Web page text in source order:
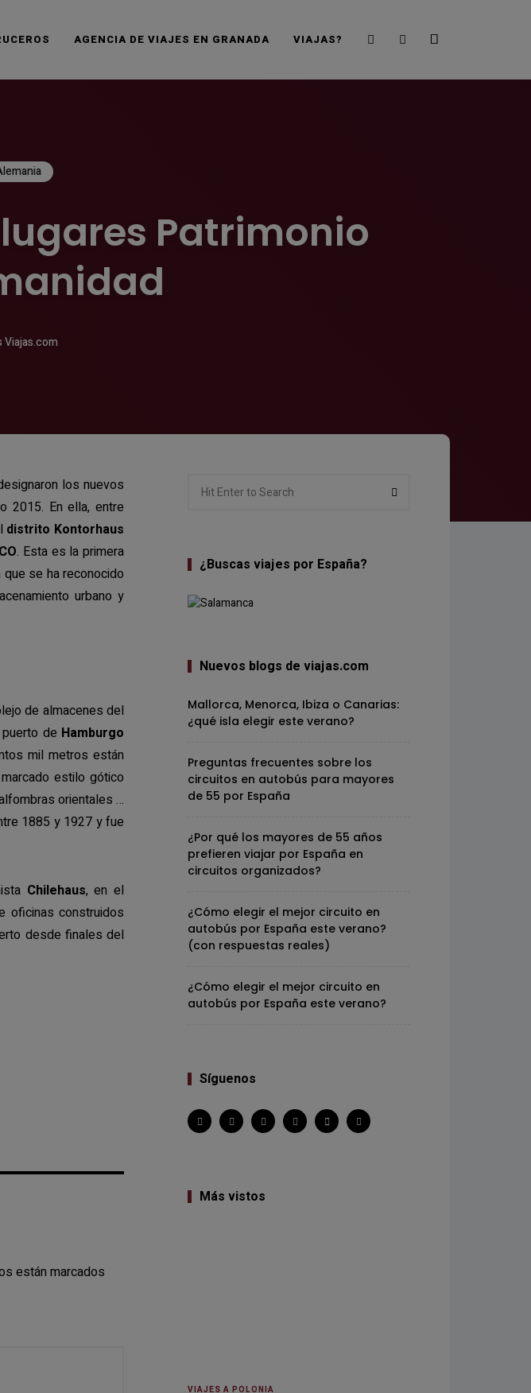
AGENCIA DE VIAJES EN GRANADA VIAJAS? SearchSidebar
Patrimonio
Viajas.com
los nuevos
2015. En ella, entre
distrito Kontorhaus
. Esta es la primera
se ha reconocido
urbano y
de almacenes del
de Hamburgo
mil metros están
estilo gótico
orientales …
1885 y 1927 y fue
Chilehaus, en el
oficinas construidos
desde finales del
están marcados
for:
¿Buscas viajes por España?
Nuevos blogs de viajas.com
Mallorca, Menorca, Ibiza o Canarias:
¿qué isla elegir este verano?
Preguntas frecuentes sobre los
circuitos en autobús para mayores
de 55 por España
¿Por qué los mayores de 55 años
prefieren viajar por España en
circuitos organizados?
¿Cómo elegir el mejor circuito en
autobús por España este verano?
(con respuestas reales)
¿Cómo elegir el mejor circuito en
autobús por España este verano?
Síguenos
Más vistos
VIAJES A POLONIA